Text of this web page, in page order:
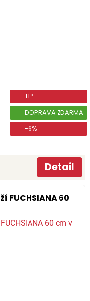
TIP
DOPRAVA ZDARMA
-6%
Detail
FUCHSIANA 60